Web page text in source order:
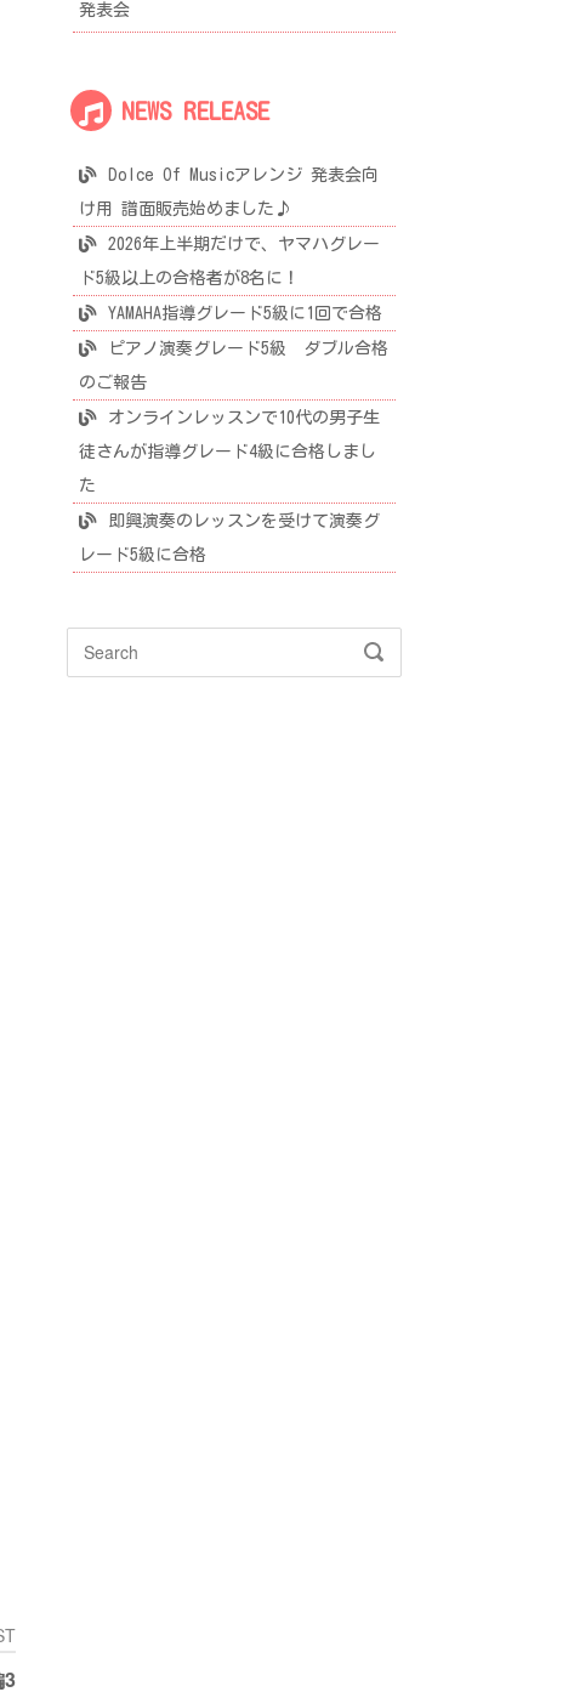
3
発表会
NEWS RELEASE
Dolce Of Musicアレンジ 発表会向
け用 譜面販売始めました♪
2026年上半期だけで、ヤマハグレー
ド5級以上の合格者が8名に！
YAMAHA指導グレード5級に1回で合格
ピアノ演奏グレード5級 ダブル合格
のご報告
オンラインレッスンで10代の男子生
徒さんが指導グレード4級に合格しまし
た
即興演奏のレッスンを受けて演奏グ
レード5級に合格
Search
SEARCH